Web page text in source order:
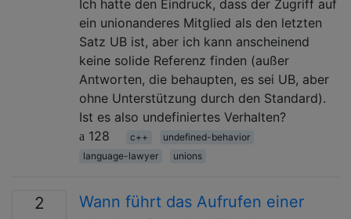
Ich hatte den Eindruck, dass der Zugriff auf
ein unionanderes Mitglied als den letzten
Satz UB ist, aber ich kann anscheinend
keine solide Referenz finden (außer
Antworten, die behaupten, es sei UB, aber
ohne Unterstützung durch den Standard).
Ist es also undefiniertes Verhalten?
128
c++
undefined-behavior
language-lawyer
unions
2
Wann führt das Aufrufen einer